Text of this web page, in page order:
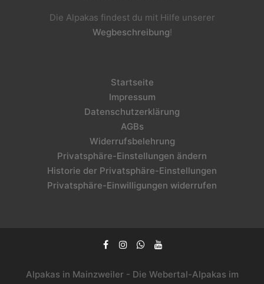
Die Alpakas findest du mit Hilfe unserer
Wegbeschreibung!
Startseite
Impressum
Datenschutzerklärung
AGBs
Widerrufsbelehrung
Privatsphäre-Einstellungen ändern
Historie der Privatsphäre-Einstellungen
Privatsphäre-Einwilligungen widerrufen
Alpakas in Mainzweiler - Die Webertal-Alpakas im